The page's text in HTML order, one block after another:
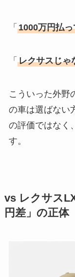
「 1000万円払
「 レクサスじゃ
こういった外野
の車は選ばない
の評価ではなく、
す。
vs レクサス
円差」の正体